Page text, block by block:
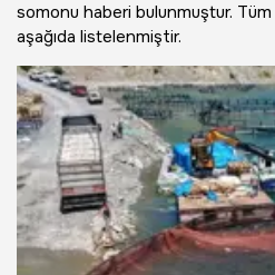
somonu haberi bulunmuştur. Tüm
aşağıda listelenmiştir.